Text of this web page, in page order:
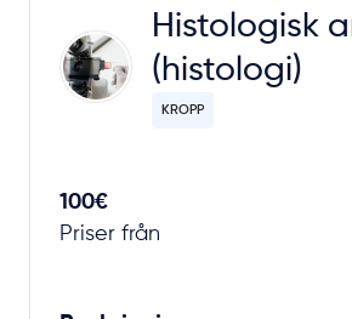
Histologisk
(histologi)
KROPP
100€
Priser från